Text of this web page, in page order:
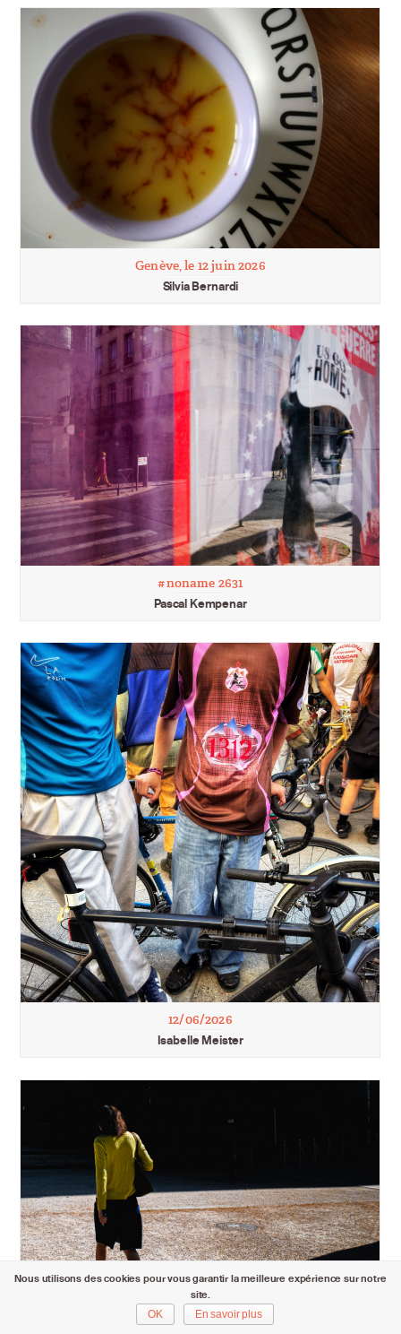
Genève, le 12 juin 2026
Silvia Bernardi
#noname 2631
Pascal Kempenar
12/06/2026
Isabelle Meister
Nous utilisons des cookies pour vous garantir la meilleure expérience sur notre
site.
OK
En savoir plus